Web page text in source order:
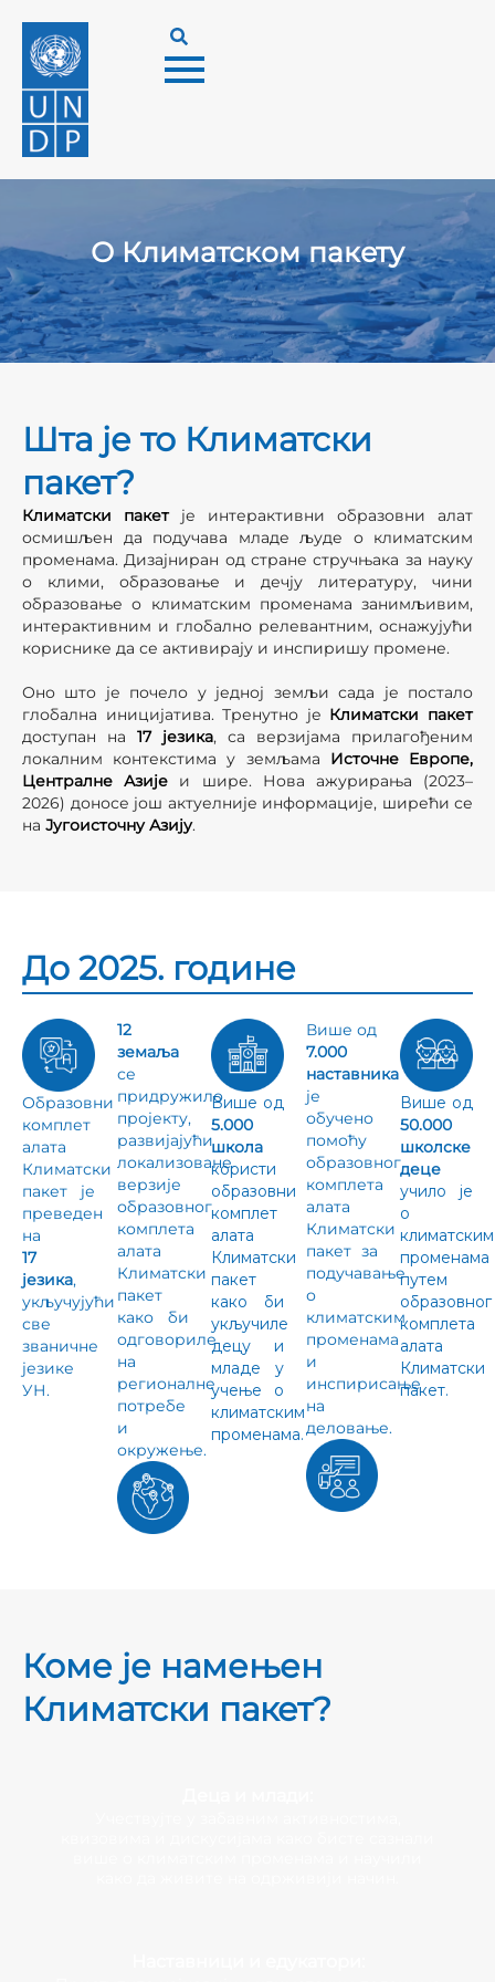
О Климатском пакету
Шта је то Климатски
пакет?
Климатски пакетје интерактивни образовни алат
осмишљен да подучава младе људе о климатским
променама. Дизајниран од стране стручњака за науку
о клими, образовање и дечју литературу, чини
образовање о климатским променама занимљивим,
интерактивним и глобално релевантним, оснажујући
кориснике да се активирају и инспиришу промене.
Оно што је почело у једној земљи сада је постало
глобална иницијатива. Тренутно је Климатски пакет
доступан на 17 језика, са верзијама прилагођеним
локалним контекстима у земљама Источне Европе,
Централне Азије и шире. Нова ажурирања (2023–
2026) доносе још актуелније информације, ширећи се
на Југоисточну Азију.
До 2025. године
Образовни
комплет
алата
Климатски
пакет је
преведен
на
17
језика,
укључујући
све
званичне
језике
УН.
12
земаља
се
придружило
пројекту,
развијајући
локализоване
верзије
образовног
комплета
алата
Климатски
пакет
како би
одговориле
на
регионалне
потребе
и
окружење.
Више од
5.000
школа
користи
образовни
комплет
алата
Климатски
пакет
како би
укључиле
децу и
младе у
учење о
климатским
променама.
Више од
7.000
наставника
је
обучено
помоћу
образовног
комплета
алата
Климатски
пакет за
подучавање
о
климатским
променама
и
инспирисање
на
деловање.
Више од
50.000
школске
деце
учило је
о
климатским
променама
путем
образовног
комплета
алата
Климатски
пакет.
Коме је намењен
Климатски пакет?